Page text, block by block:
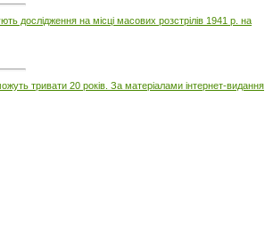
дослідження на місці масових розстрілів 1941 р. на
тривати 20 років. За матеріалами інтернет-видання